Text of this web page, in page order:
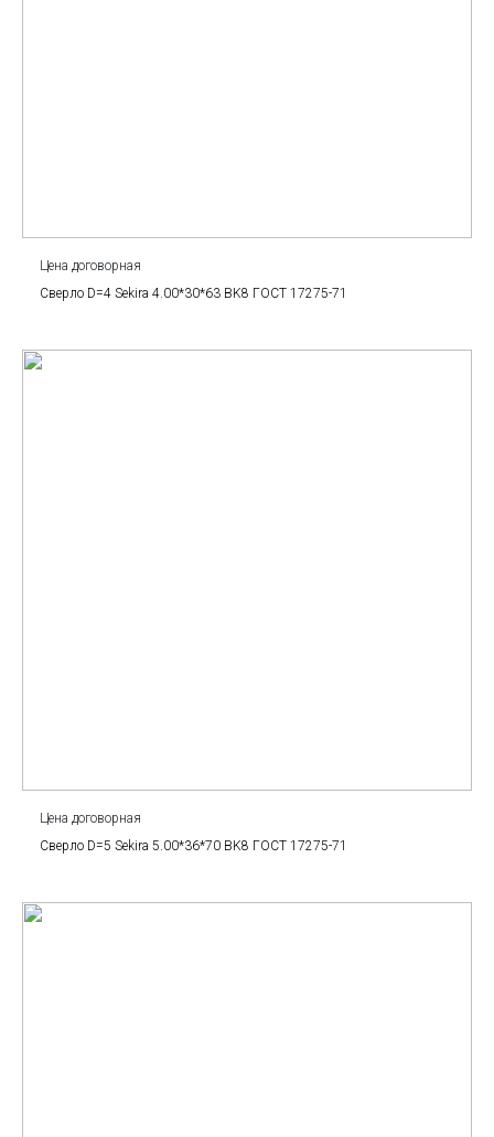
Цена договорная
Сверло D=4 Sekira 4.00*30*63 BK8 ГОСТ 17275-71
Цена договорная
Сверло D=5 Sekira 5.00*36*70 BK8 ГОСТ 17275-71